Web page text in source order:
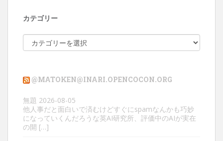
カテゴリー
テ
ー
@MATOKEN@INARI.OPENCOCON.ORG
無題 2026-08-05
他人事だと面白いで済むけどすぐにspamなんかも巧妙
になっていくんだろうな英AI研究所、評価中のAIが実在
の開 […]